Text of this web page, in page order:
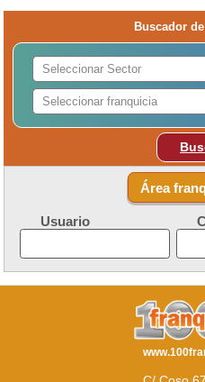
Buscador
Área
Usuario